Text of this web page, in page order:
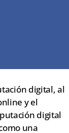
digital, al
y el
digital
una